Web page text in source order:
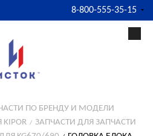
8-800-555-35-15
ПО БРЕНДУ И МОДЕЛИ
ЗАПЧАСТИ ДЛЯ ЗАПЧАСТИ